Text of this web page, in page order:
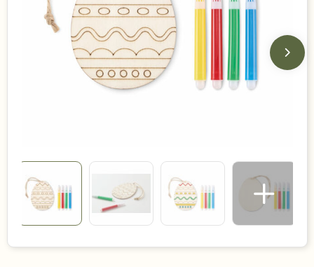
Made in Europe
Recycled
Bestsellers